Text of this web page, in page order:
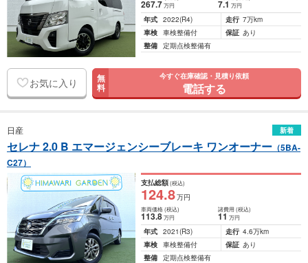
267.7万円 7.1 万円
年式 2022(R4) 走行 7万km
車検 車検整備付 保証 あり
整備 定期点検整備有
お気に入り 無
料
今すぐ在庫確認・見積り依頼
電話する
日産 新着
セレナ 2.0 B エマージェンシーブレーキ ワンオーナー （5BA-
C27）
支払総額(税込)
124.8万円
車両価格(税込)
113.8万円
諸費用 (税込)
11 万円
年式 2021(R3) 走行 4.6万km
車検 車検整備付 保証 あり
整備 定期点検整備有